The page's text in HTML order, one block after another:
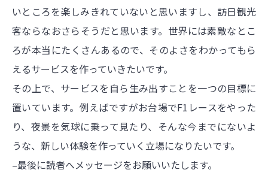
いところを楽しみきれていないと思いますし、訪日観光
客ならなおさらそうだと思います。世界には素敵なとこ
ろが本当にたくさんあるので、そのよさをわかってもら
えるサービスを作っていきたいです。
その上で、サービスを自ら生み出すことを一つの目標に
置いています。例えばですがお台場でF1レースをやった
り、夜景を気球に乗って見たり、そんな今までにないよ
うな、新しい体験を作っていく立場になりたいです。
–最後に読者へメッセージをお願いいたします。